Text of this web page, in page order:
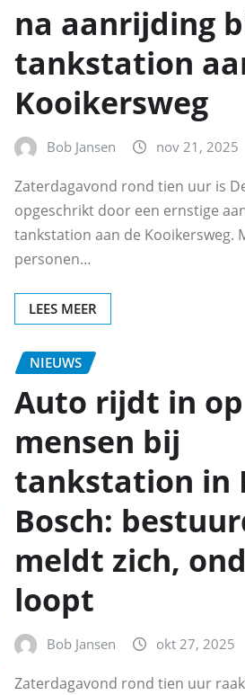
na aanrijding
tankstation
Kooikersweg
Bob Jansen nov 21, 2025
Zaterdagavond rond tien uur is
opgeschrikt door een ernstige
tankstation aan de Kooikersweg.
personen…
LEES MEER
NIEUWS
Auto rijdt in op
mensen bij
tankstation in
Bosch:
meldt zich,
loopt
Bob Jansen okt 27, 2025
Zaterdagavond rond tien uur